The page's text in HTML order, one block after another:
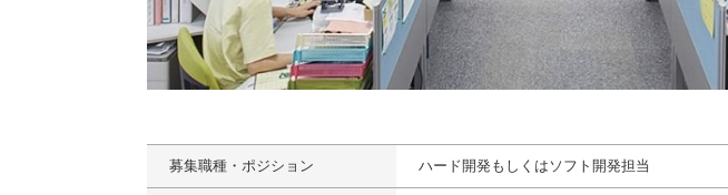
募集職種・ポジション ハード開発もしくはソフト開発担当